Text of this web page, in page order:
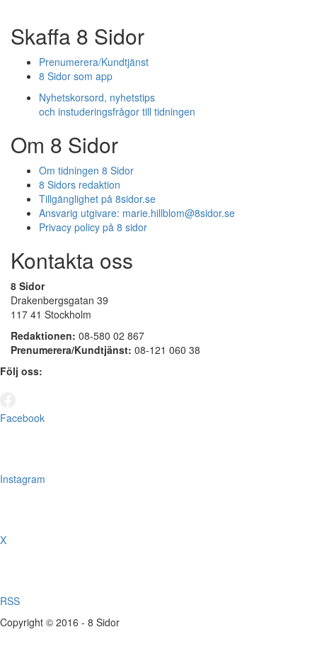
Skaffa 8 Sidor
Prenumerera/Kundtjänst
8 Sidor som app
Nyhetskorsord, nyhetstips
och instuderingsfrågor till tidningen
Om 8 Sidor
Om tidningen 8 Sidor
8 Sidors redaktion
Tillgänglighet på 8sidor.se
Ansvarig utgivare: marie.hillblom@8sidor.se
Privacy policy på 8 sidor
Kontakta oss
8 Sidor
Drakenbergsgatan 39
117 41 Stockholm
Redaktionen: 08-580 02 867
Prenumerera/Kundtjänst: 08-121 060 38
Följ oss:
Facebook
Instagram
X
RSS
Copyright © 2016 - 8 Sidor